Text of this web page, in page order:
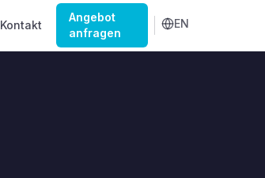
Kontakt
Angebot
anfragen
EN